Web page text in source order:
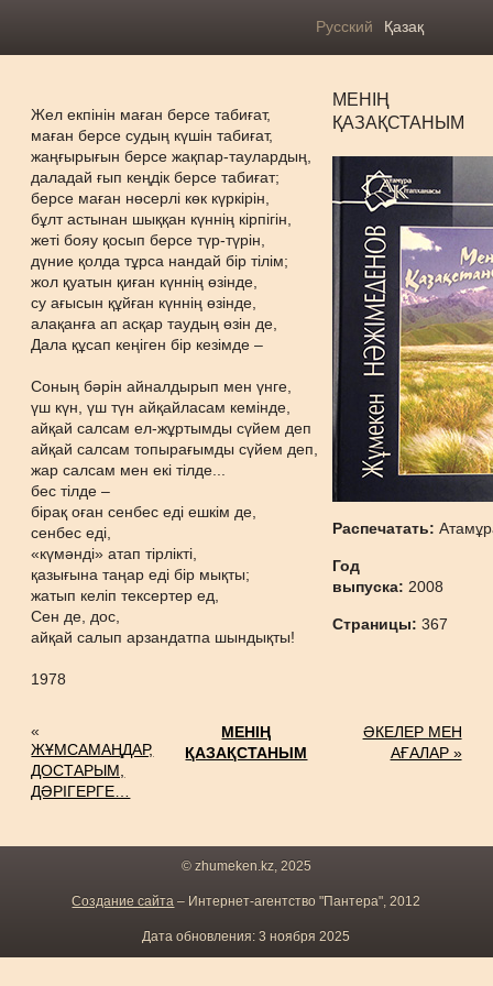
Русский Қазақ
Жел екпінін маған берсе табиғат,
маған берсе судың күшін табиғат,
жаңғырығын берсе жақпар-таулардың,
даладай ғып кеңдік берсе табиғат;
берсе маған нөсерлі көк күркірін,
бұлт астынан шыққан күннің кірпігін,
жеті бояу қосып берсе түр-түрін,
дүние қолда тұрса нандай бір тілім;
жол қуатын қиған күннің өзінде,
су ағысын құйған күннің өзінде,
алақанға ап асқар таудың өзін де,
Дала құсап кеңіген бір кезімде –
Соның бәрін айналдырып мен үнге,
үш күн, үш түн айқайласам кемінде,
айқай салсам ел-жұртымды сүйем деп
айқай салсам топырағымды сүйем деп,
жар салсам мен екі тілде...
бес тілде –
бірақ оған сенбес еді ешкім де,
сенбес еді,
«күмәнді» атап тірлікті,
қазығына таңар еді бір мықты;
жатып келіп тексертер ед,
Сен де, дос,
айқай салып арзандатпа шындықты!
1978
МЕНІҢ
ҚАЗАҚСТАНЫМ
Распечатать:
Год
выпуска: 2008
Страницы:367
«
ЖҰМСАМАҢДАР,
ДОСТАРЫМ,
ДӘРІГЕРГЕ…
МЕНІҢ
ҚАЗАҚСТАНЫМ
ӘКЕЛЕР МЕН
АҒАЛАР »
© zhumeken.kz, 2025
Создание сайта – Интернет-агентство "Пантера", 2012
Дата обновления: 3 ноября 2025